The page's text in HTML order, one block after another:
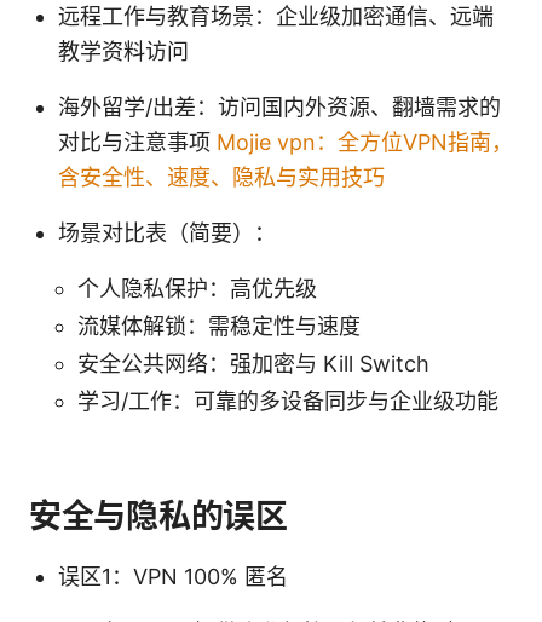
远程工作与教育场景：企业级加密通信、远端
教学资料访问
海外留学/出差：访问国内外资源、翻墙需求的
对比与注意事项 Mojie vpn：全方位VPN指南，
含安全性、速度、隐私与实用技巧
场景对比表（简要）：
个人隐私保护：高优先级
流媒体解锁：需稳定性与速度
安全公共网络：强加密与 Kill Switch
学习/工作：可靠的多设备同步与企业级功能
安全与隐私的误区
误区1：VPN 100% 匿名